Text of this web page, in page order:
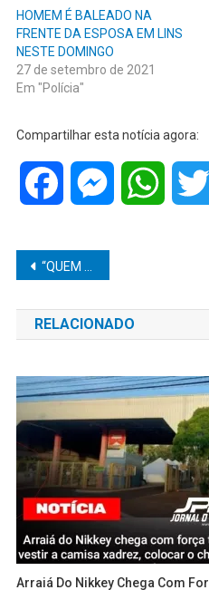
HOMEM É BALEADO NA
FRENTE DA ESPOSA EM LINS
NESTE DOMINGO
27 de setembro de 2021
Em "Polícia"
Compartilhar esta notícia agora:
Facebook Messenger
Navegação
de
Post
“QUEM PLANTA DESRESPEITO, COLHE CONSEQUÊNCIAS!” — UNESP DEMITE PROFESSOR APÓS 44 DENÚNCIAS DE ASSÉDIO EM MARÍLIA
RELACIONADO
Arraiá Do Nikkey Chega Com